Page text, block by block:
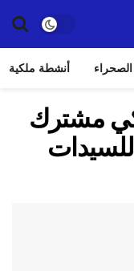
الصحراء أنشطة ملكية
مشترك